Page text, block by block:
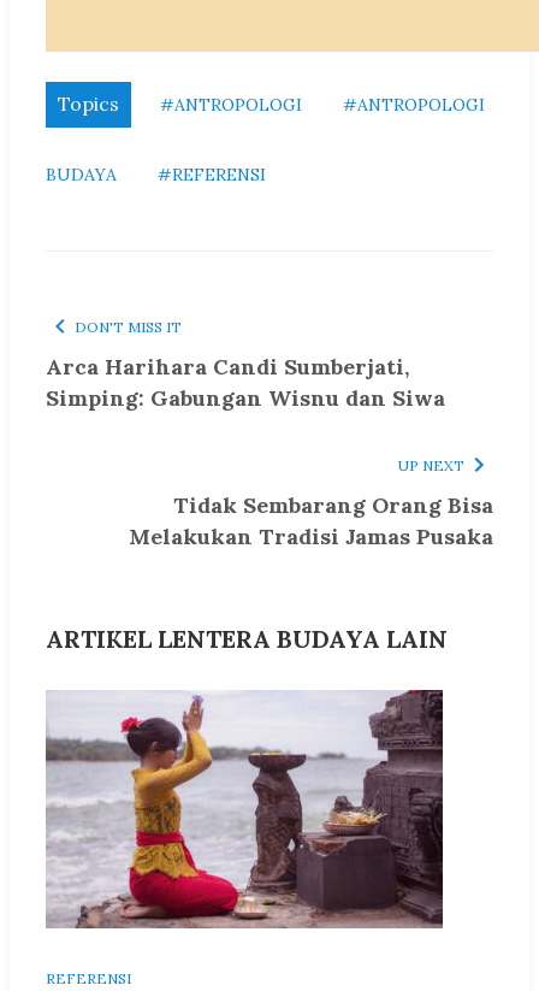
Topics #ANTROPOLOGI #ANTROPOLOGI
BUDAYA #REFERENSI
DON'T MISS IT
Arca Harihara Candi Sumberjati,
Simping: Gabungan Wisnu dan Siwa
UP NEXT
Tidak Sembarang Orang Bisa
Melakukan Tradisi Jamas Pusaka
ARTIKEL LENTERA BUDAYA LAIN
REFERENSI